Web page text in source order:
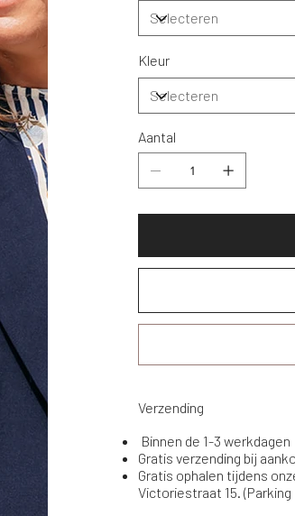
Kleur
Aantal
Verzending
Binnen de 1-3 werkdagen
Gratis verzending bij
Gratis ophalen tijdens
Victoriestraat 15.